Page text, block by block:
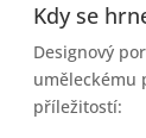
Kdy se
Designový
uměleckému
příležitostí: